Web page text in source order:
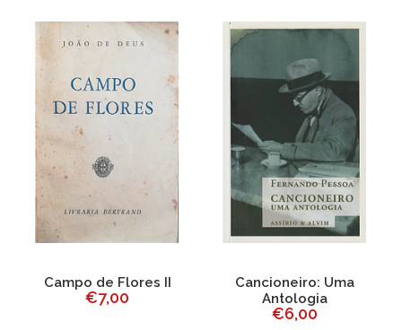
Campo de Flores II
€7,00
Cancioneiro: Uma
Antologia
€6,00